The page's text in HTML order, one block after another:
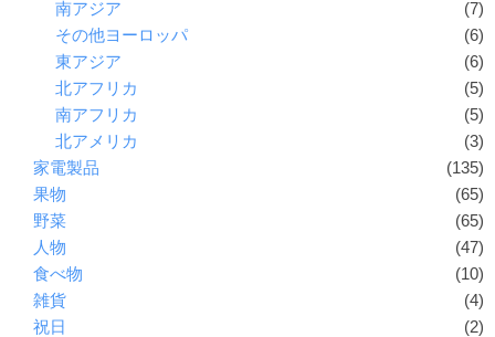
南アジア
(7)
その他ヨーロッパ
(6)
東アジア
(6)
北アフリカ
(5)
南アフリカ
(5)
北アメリカ
(3)
家電製品
(135)
果物
(65)
野菜
(65)
人物
(47)
食べ物
(10)
雑貨
(4)
祝日
(2)